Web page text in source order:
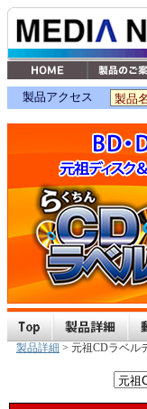
製品アクセス
製品詳細 > 元祖CDラベル